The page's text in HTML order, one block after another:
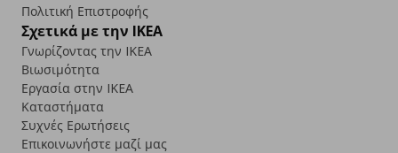
Πολιτική Επιστροφής
Σχετικά με την IKEA
Γνωρίζοντας την IKEA
Βιωσιμότητα
Εργασία στην IKEA
Καταστήματα
Συχνές Ερωτήσεις
Επικοινωνήστε μαζί μας